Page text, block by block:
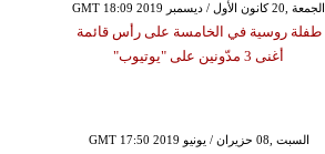
GMT 18:09 2019 الجمعة ,20 كانون الأول / ديسمبر
طفلة روسية في الخامسة على رأس قائمة
أغنى 3 مدّونين على "يوتيوب"
GMT 17:50 2019 السبت ,08 حزيران / يونيو